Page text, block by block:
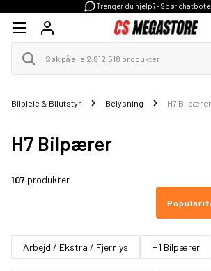
Trenger du hjelp? - Spør
Bilpleie & Bilutstyr Belysning H7 Bilpærer
H7 Bilpærer
107 produkter
Arbejd / Ekstra / Fjernlys H1 Bilpærer